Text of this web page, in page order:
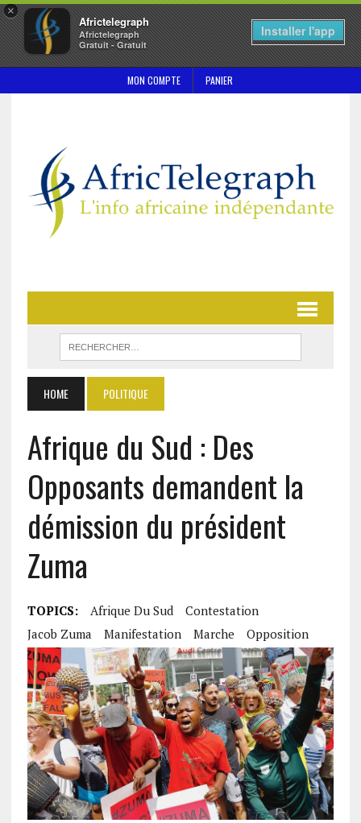
×
Africtelegraph
Africtelegraph
Gratuit - Gratuit
Installer l'app
MON COMPTE PANIER
HOME POLITIQUE
Afrique du Sud : Des
Opposants demandent la
démission du président
Zuma
TOPICS: Afrique Du Sud
Contestation
Jacob Zuma
Manifestation Marche Opposition